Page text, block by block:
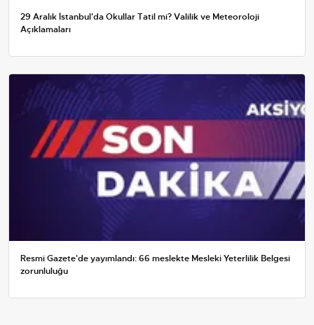
29 Aralık İstanbul'da Okullar Tatil mi? Valilik ve Meteoroloji
Açıklamaları
Resmi Gazete'de yayımlandı: 66 meslekte Mesleki Yeterlilik Belgesi
zorunluluğu